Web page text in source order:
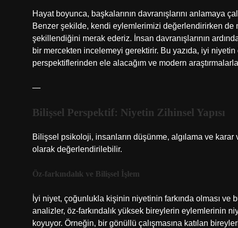
Hayat boyunca, başkalarının davranışlarını anlamaya
Benzer şekilde, kendi eylemlerimizi değerlendirirken de
şekillendiğini merak ederiz. İnsan davranışlarının
bir mercekten incelemeyi gerektirir. Bu yazıda, iyi
perspektiflerinden ele alacağım ve modern
—
Bilişsel Perspektif: Niyetin Zihinsel Yapısı
Bilişsel psikoloji, insanların düşünme, algılama ve
olarak değerlendirilebilir.
Öz-farkındalık ve Bilişsel İşlem
İyi niyet, çoğunlukla kişinin niyetinin farkında olması
analizler, öz-farkındalık yüksek bireylerin eylemlerinin
koyuyor. Örneğin, bir gönüllü çalışmasına katılan